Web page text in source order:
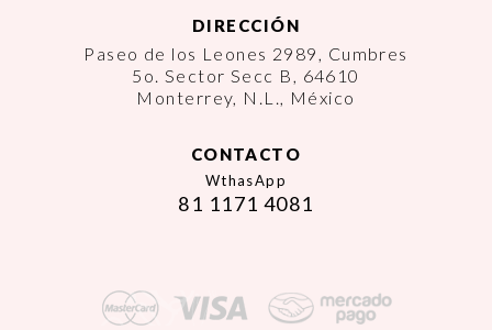
DIRECCIÓN
Paseo de los Leones 2989, Cumbres
5o. Sector Secc B, 64610
Monterrey, N.L., México
CONTACTO
WthasApp
81 1171 4081